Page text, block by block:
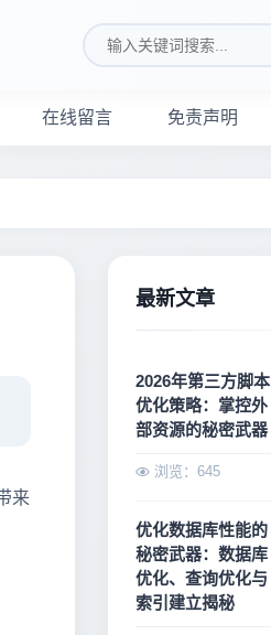
搜索关键词
在线留言 免责声明
来
最新文章
2026年第三方脚本
优化策略：掌控外
部资源的秘密武器
浏览：645
优化数据库性能的
秘密武器：数据库
优化、查询优化与
索引建立揭秘